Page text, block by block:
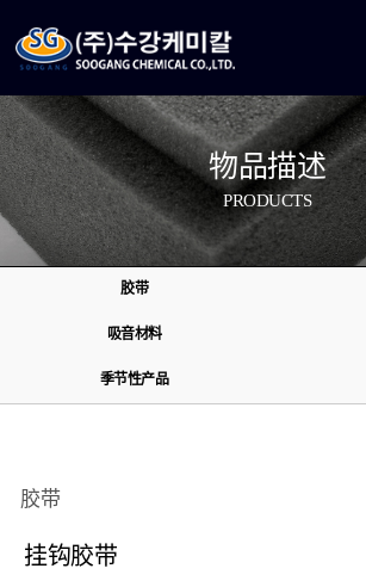
物品描述
PRODUCTS
胶带
吸音材料
季节性产品
胶带
挂钩胶带